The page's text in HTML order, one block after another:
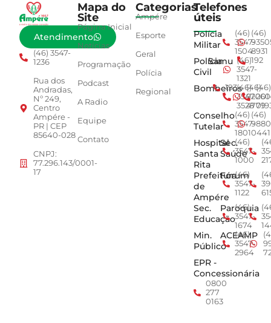
Atendimento
(46) 3547-
1236
Rua dos
Andradas,
Nº 249,
Centro
Ampére -
PR | CEP
85640-028
CNPJ:
77.296.143/0001-
17
Mapa do
Site
Página Inicial
Notícias
Programação
Podcast
A Radio
Equipe
Contato
Categorias
Ampére
Esporte
Geral
Polícia
Regional
Telefones
úteis
Polícia
Militar
(46)
3547-
1504
(46)
8931
Polícia
Civil
Samu (46)
3547-
1321
192
Bombeiros
193(46)
3547-
3528
(46)
4779
(46)
Conselho
Tutelar
(46)
3547-
1801
(46)
0441
Hospital
Santa
Rita
Sec.
Saúde
(46)
3547-
1000
Prefeitura
de
Ampére
Fórum
(46)
3547-
1122
Sec.
Educação
Paroquia
(46)
3547-
1674
Min.
Público
ACEAMP
(46)
3547-
2964
EPR -
Concessionária
0800
277
0163